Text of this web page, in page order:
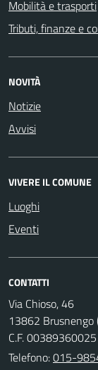
Mobilità e trasporti
Tributi, finanze e
NOVITÀ
Notizie
Avvisi
VIVERE IL COMUNE
Luoghi
Eventi
CONTATTI
Via Chioso, 46
13862 Brusnengo
C.F.
Telefono:015-